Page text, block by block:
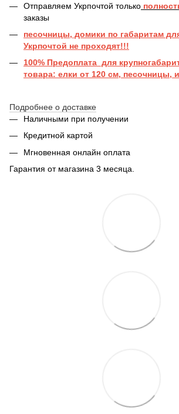
Отправляем Укрпочтой только
заказы
песочницы, домики по габаритам
Укрпочтой не проходят!!!
100% Предоплата для
товара: елки от 120 см, песочницы,
Подробнее о доставке
Наличными при получении
Кредитной картой
Мгновенная онлайн оплата
Гарантия от магазина 3 месяца.